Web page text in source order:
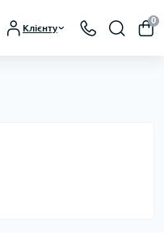
Клієнту
0